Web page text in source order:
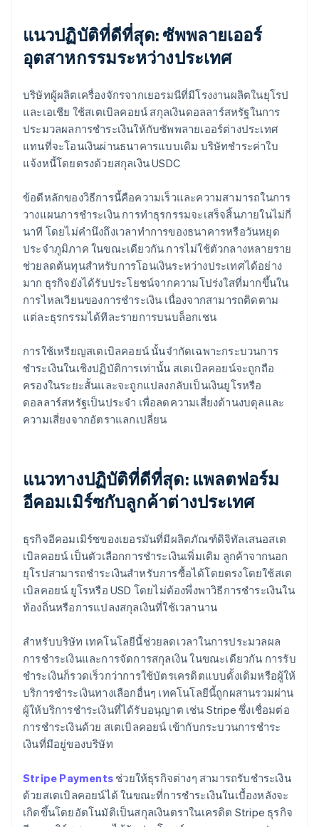
แนวปฏิบัติที่ดีที่สุด: ซัพพลายเออร์
อุตสาหกรรมระหว่างประเทศ
บริษัทผู้ผลิตเครื่องจักรจากเยอรมนีที่มีโรงงานผลิตในยุโรป
และเอเชีย ใช้สเตเบิลคอยน์ สกุลเงินดอลลาร์สหรัฐในการ
ประมวลผลการชำระเงินให้กับซัพพลายเออร์ต่างประเทศ
แทนที่จะโอนเงินผ่านธนาคารแบบเดิม บริษัทชำระค่าใบ
แจ้งหนี้โดยตรงด้วยสกุลเงิน USDC
ข้อดีหลักของวิธีการนี้คือความเร็วและความสามารถในการ
วางแผนการชำระเงิน การทำธุรกรรมจะเสร็จสิ้นภายในไม่กี่
นาที โดยไม่คำนึงถึงเวลาทำการของธนาคารหรือวันหยุด
ประจำภูมิภาค ในขณะเดียวกัน การไม่ใช้ตัวกลางหลายราย
ช่วยลดต้นทุนสำหรับการโอนเงินระหว่างประเทศได้อย่าง
มาก ธุรกิจยังได้รับประโยชน์จากความโปร่งใสที่มากขึ้นใน
การไหลเวียนของการชำระเงิน เนื่องจากสามารถติดตาม
แต่ละธุรกรรมได้ทีละรายการบนบล็อกเชน
การใช้เหรียญสเตเบิลคอยน์ นั้นจำกัดเฉพาะกระบวนการ
ชำระเงินในเชิงปฏิบัติการเท่านั้น สเตเบิลคอยน์จะถูกถือ
ครองในระยะสั้นและจะถูกแปลงกลับเป็นเงินยูโรหรือ
ดอลลาร์สหรัฐเป็นประจำ เพื่อลดความเสี่ยงด้านงบดุลและ
ความเสี่ยงจากอัตราแลกเปลี่ยน
แนวทางปฏิบัติที่ดีที่สุด: แพลตฟอร์ม
อีคอมเมิร์ซกับลูกค้าต่างประเทศ
ธุรกิจอีคอมเมิร์ซของเยอรมันที่มีผลิตภัณฑ์ดิจิทัลเสนอสเต
เบิลคอยน์ เป็นตัวเลือกการชำระเงินเพิ่มเติม ลูกค้าจากนอก
ยุโรปสามารถชำระเงินสำหรับการซื้อได้โดยตรงโดยใช้สเต
เบิลคอยน์ ยูโรหรือ USD โดยไม่ต้องพึ่งพาวิธีการชำระเงินใน
ท้องถิ่นหรือการแปลงสกุลเงินที่ใช้เวลานาน
สำหรับบริษัท เทคโนโลยีนี้ช่วยลดเวลาในการประมวลผล
การชำระเงินและการจัดการสกุลเงิน ในขณะเดียวกัน การรับ
ชำระเงินก็รวดเร็วกว่าการใช้บัตรเครดิตแบบดั้งเดิมหรือผู้ให้
บริการชำระเงินทางเลือกอื่นๆ เทคโนโลยีนี้ถูกผสานรวมผ่าน
ผู้ให้บริการชำระเงินที่ได้รับอนุญาต เช่น Stripe ซึ่งเชื่อมต่อ
การชำระเงินด้วย สเตเบิลคอยน์ เข้ากับกระบวนการชำระ
เงินที่มีอยู่ของบริษัท
Stripe Payments ช่วยให้ธุรกิจต่างๆ สามารถรับชำระเงิน
ด้วยสเตเบิลคอยน์ได้ ในขณะที่การชำระเงินในเบื้องหลังจะ
เกิดขึ้นโดยอัตโนมัติเป็นสกุลเงินตราในเครดิต Stripe ธุรกิจ